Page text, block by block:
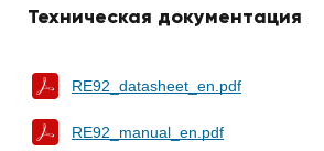
Техническая документация
RE92_datasheet_en.pdf
RE92_manual_en.pdf